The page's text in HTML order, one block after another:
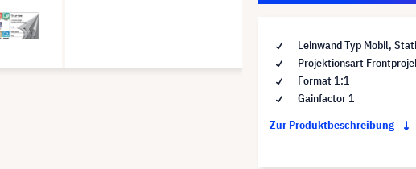
Leinwand Typ Mobil,
Projektionsart
Format 1:1
Gainfactor 1
Zur Produktbeschreibung